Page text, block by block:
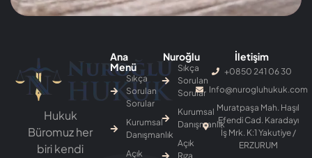
Hukuk
Büromuz her
biri kendi
Ana
Menü
Sıkça
Sorulan
Sorular
Kurumsal
Danışmanlık
Açık
Nuroğlu
Sıkça
Sorulan
Sorular
Kurumsal
Danışmanlık
Açık
Rıza
İletişim
+0850 241 06 30
Info@nurogluhukuk.com
Muratpaşa Mah. Haşıl
Efendi Cad. Karadayı
İş Mrk. K:1 Yakutiye /
ERZURUM